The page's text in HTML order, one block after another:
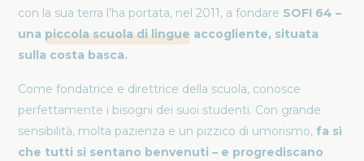
con la sua terra l’ha portata, nel 2011, a fondare SOFI 64 –
una piccola scuola di lingue accogliente, situata
sulla costa basca.
Come fondatrice e direttrice della scuola, conosce
perfettamente i bisogni dei suoi studenti. Con grande
sensibilità, molta pazienza e un pizzico di umorismo, fa sì
che tutti si sentano benvenuti – e progrediscano